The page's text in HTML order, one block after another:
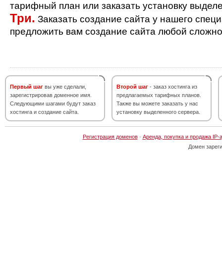
тарифный план или заказать установку
Три. Заказать создание сайта у нашего
предложить вам создание сайта любой
Первый шаг вы уже сделали,
зарегистрировав доменное имя.
Следующими шагами будут заказ
хостинга и создание сайта.
Второй шаг - заказ хостинга из
предлагаемых тарифных планов.
Также вы можете заказать у нас
установку выделенного сервера.
Регистрация доменов· Аренда, покупка и продажа IP-
Домен